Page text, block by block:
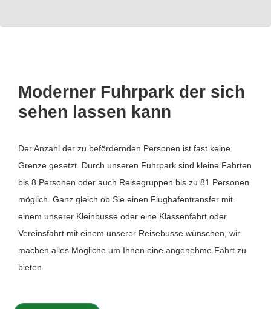
Moderner Fuhrpark der sich
sehen lassen kann
Der Anzahl der zu befördernden Personen ist fast keine
Grenze gesetzt. Durch unseren Fuhrpark sind kleine Fahrten
bis 8 Personen oder auch Reisegruppen bis zu 81 Personen
möglich. Ganz gleich ob Sie einen Flughafentransfer mit
einem unserer Kleinbusse oder eine Klassenfahrt oder
Vereinsfahrt mit einem unserer Reisebusse wünschen, wir
machen alles Mögliche um Ihnen eine angenehme Fahrt zu
bieten.